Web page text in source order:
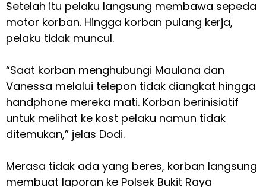
Setelah itu pelaku langsung membawa sepeda
motor korban. Hingga korban pulang kerja,
pelaku tidak muncul.
“Saat korban menghubungi Maulana dan
Vanessa melalui telepon tidak diangkat hingga
handphone mereka mati. Korban berinisiatif
untuk melihat ke kost pelaku namun tidak
ditemukan,” jelas Dodi.
Merasa tidak ada yang beres, korban langsung
membuat laporan ke Polsek Bukit Raya